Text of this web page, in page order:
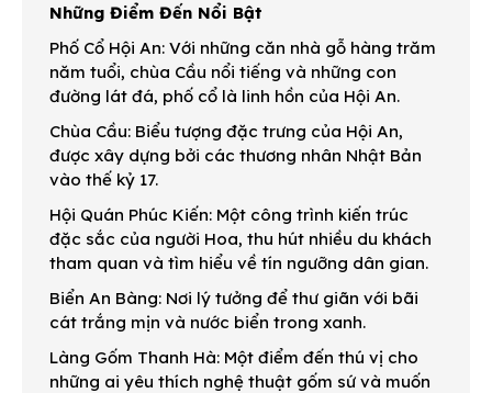
Những Điểm Đến Nổi Bật
Phố Cổ Hội An: Với những căn nhà gỗ hàng trăm
năm tuổi, chùa Cầu nổi tiếng và những con
đường lát đá, phố cổ là linh hồn của Hội An.
Chùa Cầu: Biểu tượng đặc trưng của Hội An,
được xây dựng bởi các thương nhân Nhật Bản
vào thế kỷ 17.
Hội Quán Phúc Kiến: Một công trình kiến trúc
đặc sắc của người Hoa, thu hút nhiều du khách
tham quan và tìm hiểu về tín ngưỡng dân gian.
Biển An Bàng: Nơi lý tưởng để thư giãn với bãi
cát trắng mịn và nước biển trong xanh.
Làng Gốm Thanh Hà: Một điểm đến thú vị cho
những ai yêu thích nghệ thuật gốm sứ và muốn